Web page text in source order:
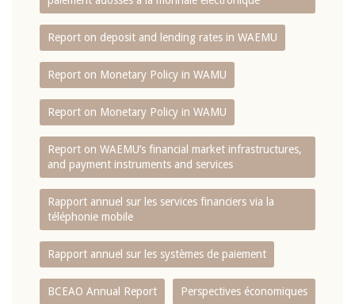
Report on deposit and lending rates in WAEMU
Report on Monetary Policy in WAMU
Report on Monetary Policy in WAMU
Report on WAEMU’s financial market infrastructures,
and payment instruments and services
Rapport annuel sur les services financiers via la
téléphonie mobile
Rapport annuel sur les systèmes de paiement
BCEAO Annual Report Perspectives économiques